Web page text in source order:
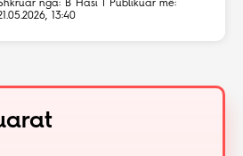
nga: B Hasi | Publikuar më:
13:40